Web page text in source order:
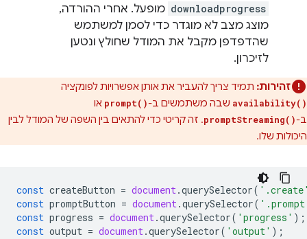
downloadprogress מופעל. אחרי ההורדה,
מוצג מצב לא מוגדר כדי לסמן למשתמש
שהדפדפן מקבל את המודל שחולץ ונטען
לזיכרון.
זהירות: תמיד צריך להעביר את אותן אפשרויות לפונקציה
availability() שבה משתמשים ב-prompt() או
ב-promptStreaming(). זה קריטי כדי להתאים בין השפה של המודל לבין
היכולות שלו.
const createButton = document.querySelector(
const promptButton = document.querySelector(
const progress = document.querySelector( 'progress' );
const output = document.querySelector( 'output' );